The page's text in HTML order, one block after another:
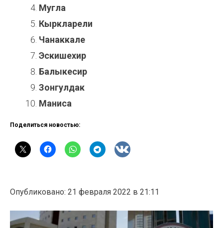
Мугла
Кыркларели
Чанаккале
Эскишехир
Балыкесир
Зонгулдак
Маниса
Поделиться новостью:
Опубликовано: 21 февраля 2022 в 21:11